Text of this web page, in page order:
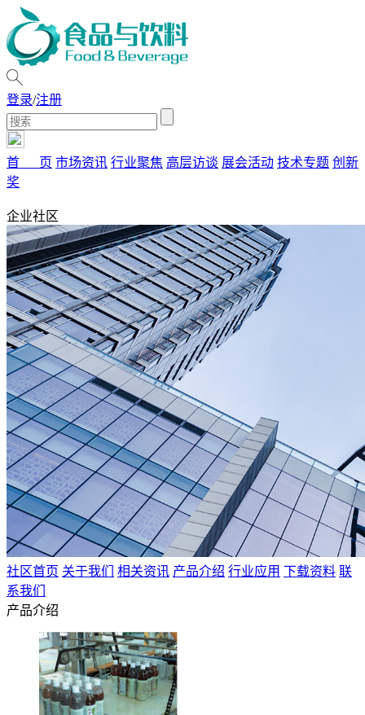
登录/注册
首 页 市场资讯 行业聚焦 高层访谈 展会活动 技术专题 创新
奖
企业社区
社区首页 关于我们 相关资讯 产品介绍 行业应用 下载资料 联
系我们
产品介绍